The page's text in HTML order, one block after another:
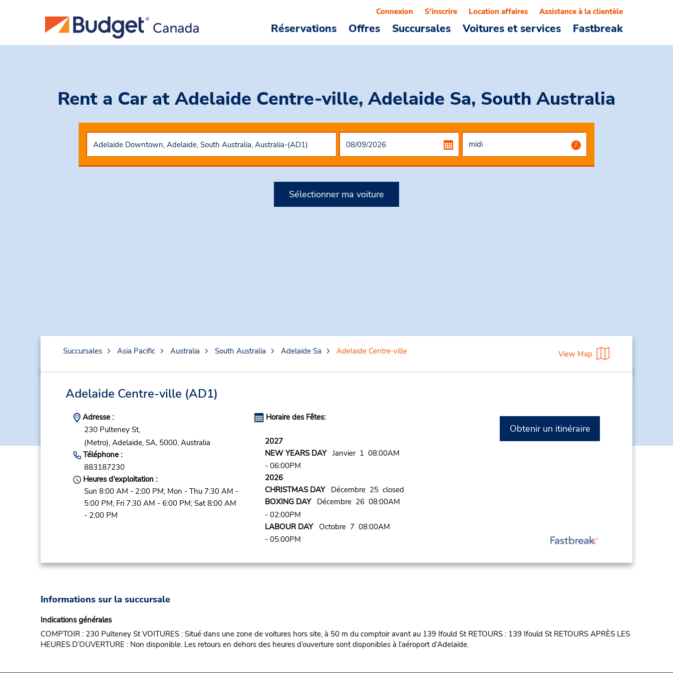
Réservations Offres Succursales Voitures et services Fastbreak
Connexion S'inscrire Location affaires Assistance à la clientèle
Rent a Car at Adelaide Centre-ville, Adelaide Sa, South Australia
Sélectionner ma voiture
Succursales Asia Pacific Australia South Australia Adelaide Sa Adelaide Centre-ville View Map
Adelaide Centre-ville (AD1)
Adresse :
230 Pulteney St,
(Metro), Adelaide, SA, 5000, Australia
Téléphone :
883187230
Heures d'exploitation :
Sun 8:00 AM - 2:00 PM; Mon - Thu 7:30 AM -
5:00 PM; Fri 7:30 AM - 6:00 PM; Sat 8:00 AM
- 2:00 PM
Horaire des Fêtes:
2027
NEW YEARS DAYJanvier 1 08:00AM
- 06:00PM
2026
CHRISTMAS DAYDécembre 25 closed
BOXING DAYDécembre 26 08:00AM
- 02:00PM
LABOUR DAYOctobre 7 08:00AM
- 05:00PM
Obtenir un itinéraire
Informations sur la succursale
Indications générales
COMPTOIR : 230 Pulteney St VOITURES : Situé dans une zone de voitures hors site, à 50 m du comptoir avant au 139 Ifould St RETOURS : 139 Ifould St RETOURS APRÈS LES
HEURES D’OUVERTURE : Non disponible. Les retours en dehors des heures d’ouverture sont disponibles à l’aéroport d’Adelaïde.